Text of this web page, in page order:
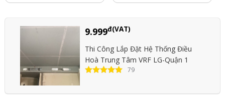
9.999đ(VAT)
Thi Công Lắp Đặt Hệ Thống Điều
Hoà Trung Tâm VRF LG-Quận 1
79